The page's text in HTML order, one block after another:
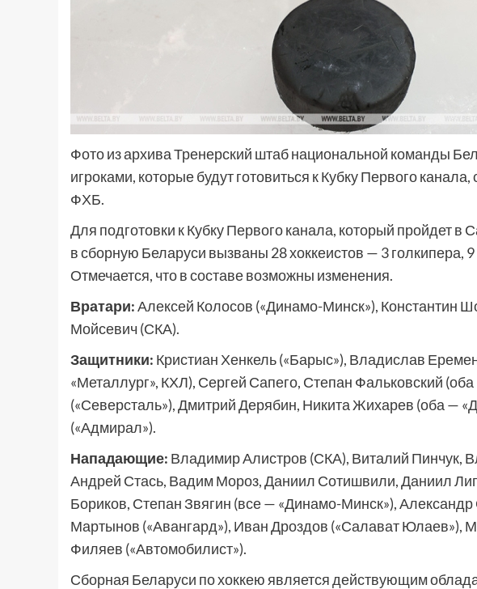
Фото из архива Тренерский штаб национальной команды
игроками, которые будут готовиться к Кубку Первого
ФХБ.
Для подготовки к Кубку Первого канала, который пройдет в
в сборную Беларуси вызваны 28 хоккеистов — 3 голкипера,
Отмечается, что в составе возможны изменения.
Вратари:Алексей Колосов («Динамо-Минск»), Константин
Мойсевич (СКА).
Защитники: Кристиан Хенкель («Барыс»), Владислав
«Металлург», КХЛ), Сергей Сапего, Степан Фальковский
(«Северсталь»), Дмитрий Дерябин, Никита Жихарев (оба —
(«Адмирал»).
Нападающие: Владимир Алистров (СКА), Виталий Пинчук,
Андрей Стась, Вадим Мороз, Даниил Сотишвили, Даниил
Бориков, Степан Звягин (все — «Динамо-Минск»),
Мартынов («Авангард»), Иван Дроздов («Салават Юлаев»),
Филяев («Автомобилист»).
Сборная Беларуси по хоккею является действующим